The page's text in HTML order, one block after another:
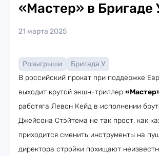
«Мастер» в Бригаде
21 марта 2025
Розыгрыши
Бригада У
В российский прокат при поддержке
выходит крутой экшн-триллер
работяга Левон Кейд в исполнении
Джейсона Стэйтема не так прост, как
приходится сменить инструменты на
директора стройки похищают